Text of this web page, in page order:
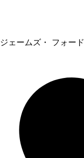
ジェームズ・ フォード